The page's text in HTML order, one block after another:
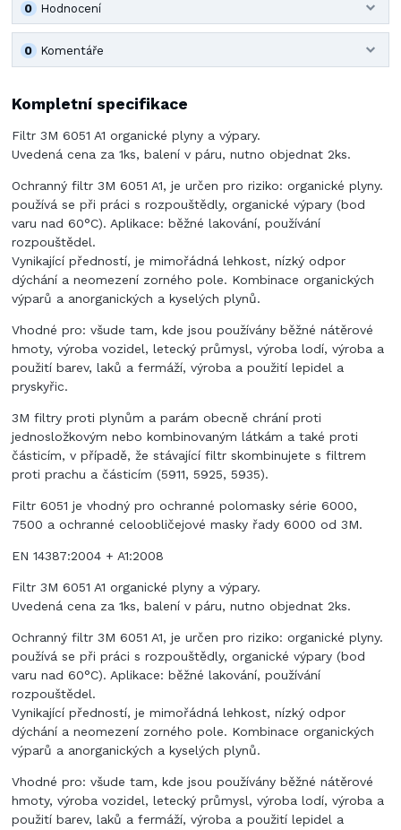
Hodnocení
0
Komentáře
0
Kompletní specifikace
Filtr 3M 6051 A1 organické plyny a výpary.
Uvedená cena za 1ks, balení v páru, nutno objednat 2ks.
Ochranný filtr 3M 6051 A1, je určen pro riziko: organické plyny.
používá se při práci s rozpouštědly, organické výpary (bod
varu nad 60°C). Aplikace: běžné lakování, používání
rozpouštědel.
Vynikající předností, je mimořádná lehkost, nízký odpor
dýchání a neomezení zorného pole. Kombinace organických
výparů a anorganických a kyselých plynů.
Vhodné pro: všude tam, kde jsou používány běžné nátěrové
hmoty, výroba vozidel, letecký průmysl, výroba lodí, výroba a
použití barev, laků a fermáží, výroba a použití lepidel a
pryskyřic.
3M filtry proti plynům a parám obecně chrání proti
jednosložkovým nebo kombinovaným látkám a také proti
částicím, v případě, že stávající filtr skombinujete s filtrem
proti prachu a částicím (5911, 5925, 5935).
Filtr 6051 je vhodný pro ochranné polomasky série 6000,
7500 a ochranné celoobličejové masky řady 6000 od 3M.
EN 14387:2004 + A1:2008
Filtr 3M 6051 A1 organické plyny a výpary.
Uvedená cena za 1ks, balení v páru, nutno objednat 2ks.
Ochranný filtr 3M 6051 A1, je určen pro riziko: organické plyny.
používá se při práci s rozpouštědly, organické výpary (bod
varu nad 60°C). Aplikace: běžné lakování, používání
rozpouštědel.
Vynikající předností, je mimořádná lehkost, nízký odpor
dýchání a neomezení zorného pole. Kombinace organických
výparů a anorganických a kyselých plynů.
Vhodné pro: všude tam, kde jsou používány běžné nátěrové
hmoty, výroba vozidel, letecký průmysl, výroba lodí, výroba a
použití barev, laků a fermáží, výroba a použití lepidel a